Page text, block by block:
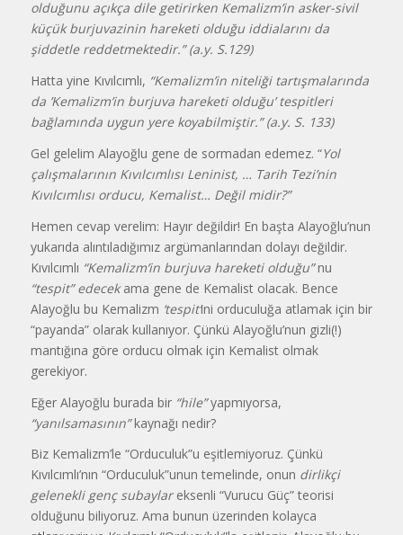
olduğunu açıkça dile getirirken Kemalizm’in asker-sivil
küçük burjuvazinin hareketi olduğu iddialarını da
şiddetle reddetmektedir.” (a.y. S.129)
Hatta yine Kıvılcımlı, “Kemalizm’in niteliği tartışmalarında
da ’Kemalizm’in burjuva hareketi olduğu’ tespitleri
bağlamında uygun yere koyabilmiştir.” (a.y. S. 133)
Gel gelelim Alayoğlu gene de sormadan edemez. “Yol
çalışmalarının Kıvılcımlısı Leninist, … Tarih Tezi’nin
Kıvılcımlısı orducu, Kemalist… Değil midir?”
Hemen cevap verelim: Hayır değildir! En başta Alayoğlu’nun
yukarıda alıntıladığımız argümanlarından dolayı değildir.
Kıvılcımlı “Kemalizm’in burjuva hareketi olduğu”nu
“tespit” edecekama gene de Kemalist olacak. Bence
Alayoğlu bu Kemalizm ‘tespit’ini orduculuğa atlamak için bir
“payanda” olarak kullanıyor. Çünkü Alayoğlu’nun gizli(!)
mantığına göre orducu olmak için Kemalist olmak
gerekiyor.
Eğer Alayoğlu burada bir “hile”yapmıyorsa,
“yanılsamasının”kaynağı nedir?
Biz Kemalizm’le “Orduculuk”u eşitlemiyoruz. Çünkü
Kıvılcımlı’nın “Orduculuk”unun temelinde, onun dirlikçi
gelenekli genç subaylareksenli “Vurucu Güç” teorisi
olduğunu biliyoruz. Ama bunun üzerinden kolayca